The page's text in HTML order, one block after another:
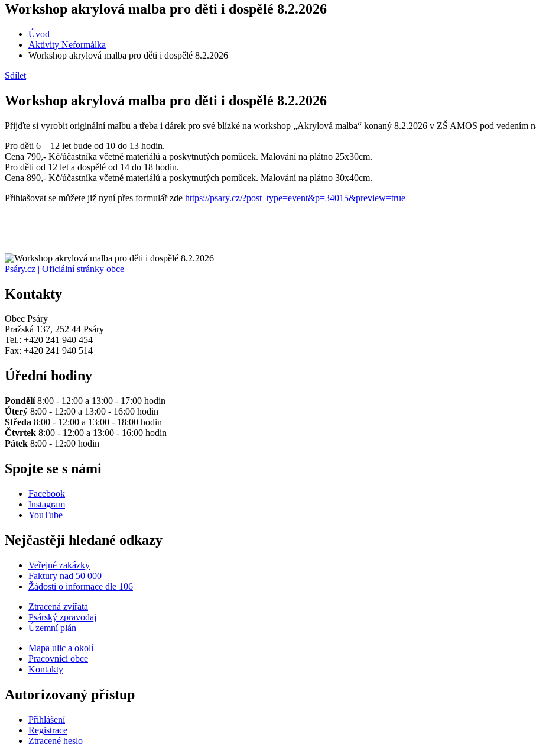
Workshop akrylová malba pro děti i dospělé 8.2.2026
Úvod
Aktivity Neformálka
Workshop akrylová malba pro děti i dospělé 8.2.2026
Sdílet
Workshop akrylová malba pro děti i dospělé 8.2.2026
Přijďte si vyrobit originální malbu a třeba i dárek pro své blízké na workshop „Akrylová malba“ konaný 8.2.2026 v ZŠ AMOS pod vedením
Pro děti 6 – 12 let bude od 10 do 13 hodin.
Cena 790,- Kč/účastníka včetně materiálů a poskytnutých pomůcek. Malování na plátno 25x30cm.
Pro děti od 12 let a dospělé od 14 do 18 hodin.
Cena 890,- Kč/účastníka včetně materiálů a poskytnutých pomůcek. Malování na plátno 30x40cm.
Přihlašovat se můžete již nyní přes formulář zde https://psary.cz/?post_type=event&p=34015&preview=true
Psáry.cz | Oficiální stránky obce
Kontakty
Obec Psáry
Pražská 137, 252 44 Psáry
Tel.: +420 241 940 454
Fax: +420 241 940 514
Úřední hodiny
Pondělí8:00 - 12:00 a 13:00 - 17:00 hodin
Úterý 8:00 - 12:00 a 13:00 - 16:00 hodin
Středa 8:00 - 12:00 a 13:00 - 18:00 hodin
Čtvrtek 8:00 - 12:00 a 13:00 - 16:00 hodin
Pátek 8:00 - 12:00 hodin
Spojte se s námi
Facebook
Instagram
YouTube
Nejčastěji hledané odkazy
Veřejné zakázky
Faktury nad 50 000
Žádosti o informace dle 106
Ztracená zvířata
Psárský zpravodaj
Územní plán
Mapa ulic a okolí
Pracovníci obce
Kontakty
Autorizovaný přístup
Přihlášení
Registrace
Ztracené heslo